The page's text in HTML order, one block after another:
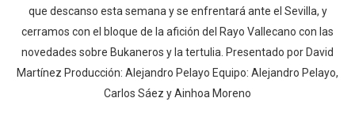
que descanso esta semana y se enfrentará ante el Sevilla, y
cerramos con el bloque de la afición del Rayo Vallecano con las
novedades sobre Bukaneros y la tertulia. Presentado por David
Martínez Producción: Alejandro Pelayo Equipo: Alejandro Pelayo,
Carlos Sáez y Ainhoa Moreno